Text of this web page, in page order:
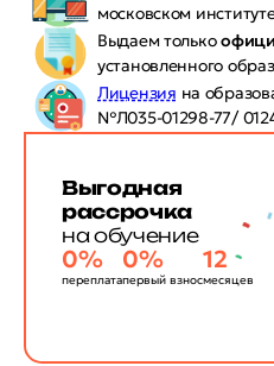
московском
Выдаем только
установленного
Лицензия на
№Л035-01298-77/
Выгодная
рассрочка
на обучение
0%
переплата
0%
первый взнос
12
месяцев